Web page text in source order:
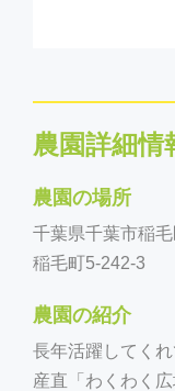
農園詳細情
農園の場所
千葉県千葉市稲毛
稲毛町5-242-3
農園の紹介
長年活躍してく
産直「わくわく